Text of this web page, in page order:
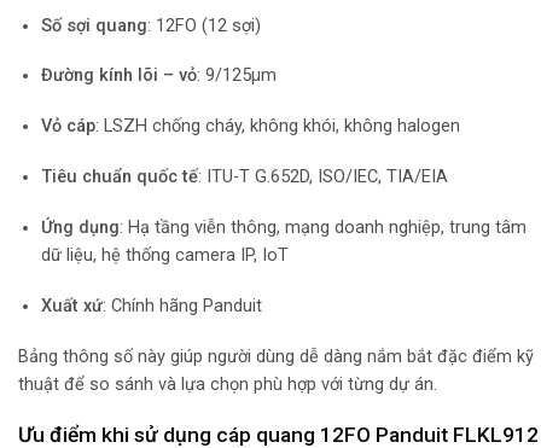
Số sợi quang: 12FO (12 sợi)
Đường kính lõi – vỏ: 9/125µm
Vỏ cáp: LSZH chống cháy, không khói, không halogen
Tiêu chuẩn quốc tế: ITU-T G.652D, ISO/IEC, TIA/EIA
Ứng dụng: Hạ tầng viễn thông, mạng doanh nghiệp, trung tâm
dữ liệu, hệ thống camera IP, IoT
Xuất xứ: Chính hãng Panduit
Bảng thông số này giúp người dùng dễ dàng nắm bắt đặc điểm kỹ
thuật để so sánh và lựa chọn phù hợp với từng dự án.
Ưu điểm khi sử dụng cáp quang 12FO Panduit FLKL912